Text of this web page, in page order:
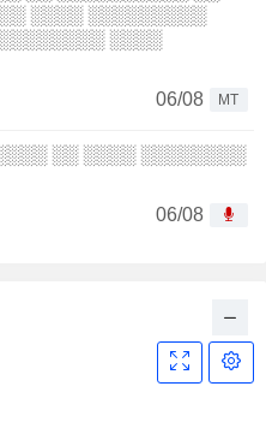
░░░░ ░░░░░░░░░
░░░░
06/08
MT
░░ ░░░░ ░░░░░░░░
06/08